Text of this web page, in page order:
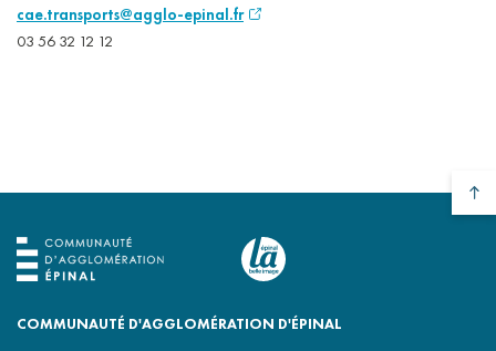
cae.transports@agglo-epinal.fr
03 56 32 12 12
COMMUNAUTÉ D'AGGLOMÉRATION D'ÉPINAL